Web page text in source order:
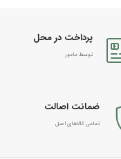
پرداخت در محل
توسط مامور
ضمانت اصالت
تمامی کالاهای اصل